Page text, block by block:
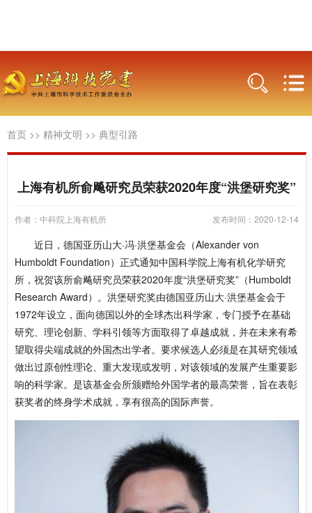
首页 >> 精神文明 >> 典型引路
上海有机所俞飚研究员荣获2020年度“洪堡研究奖”
作者：中科院上海有机所 发布时间：2020-12-14
近日，德国亚历山大·冯·洪堡基金会（Alexander von
Humboldt Foundation）正式通知中国科学院上海有机化学研究
所，祝贺该所俞飚研究员荣获2020年度“洪堡研究奖”（Humboldt
Research Award）。洪堡研究奖由德国亚历山大·洪堡基金会于
1972年设立，面向德国以外的全球杰出科学家，专门授予在基础
研究、理论创新、学科引领等方面取得了卓越成就，并在未来有希
望取得尖端成就的外国杰出学者。要求候选人必须是在其研究领域
做出过原创性理论、重大发现或发明，对该领域的发展产生重要影
响的科学家。是该基金会所颁赠给外国学者的最高荣誉，旨在表彰
获奖者的终身学术成就，享有很高的国际声誉。